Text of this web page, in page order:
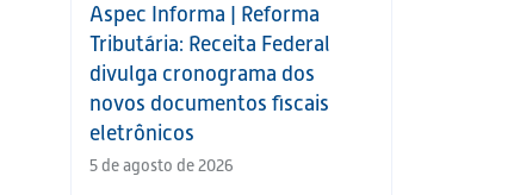
Aspec Informa | Reforma
Tributária: Receita Federal
divulga cronograma dos
novos documentos fiscais
eletrônicos
5 de agosto de 2026